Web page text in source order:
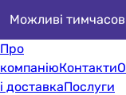
Можливі
Про
компаніюКонтакти
і доставкаПослуги